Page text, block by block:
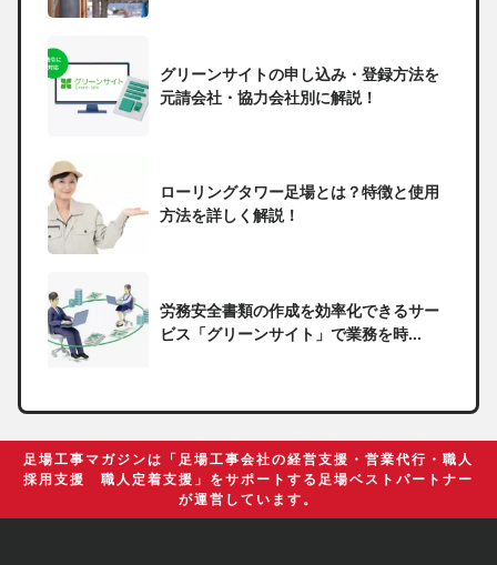
グリーンサイトの申し込み・登録方法を
元請会社・協力会社別に解説！
ローリングタワー足場とは？特徴と使用
方法を詳しく解説！
労務安全書類の作成を効率化できるサー
ビス「グリーンサイト」で業務を時...
届いたらどうしたらいい？
足場工事マガジンは「足場工事会社の経営支援・営業代行・職人
採用支援 職人定着支援」をサポートする足場ベストパートナー
が運営しています。